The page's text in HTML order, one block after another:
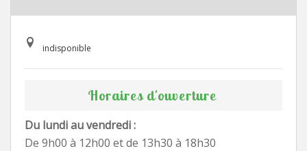
indisponible
Horaires d'ouverture
Du lundi au vendredi :
De 9h00 à 12h00 et de 13h30 à 18h30